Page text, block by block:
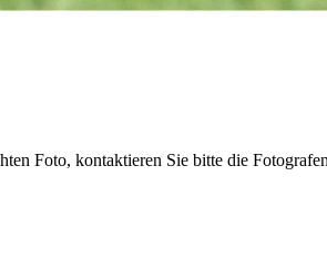
Foto, kontaktieren Sie bitte die